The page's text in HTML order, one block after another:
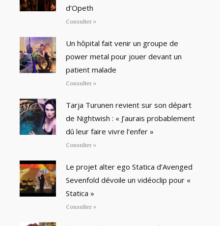
d’Opeth
Consulter »
Un hôpital fait venir un groupe de
power metal pour jouer devant un
patient malade
Consulter »
Tarja Turunen revient sur son départ
de Nightwish : « J’aurais probablement
dû leur faire vivre l’enfer »
Consulter »
Le projet alter ego Statica d’Avenged
Sevenfold dévoile un vidéoclip pour «
Statica »
Consulter »